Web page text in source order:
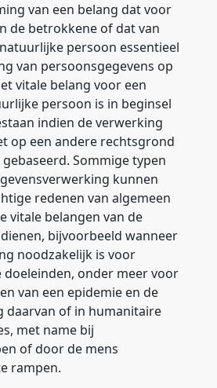
van een belang dat voor
de betrokkene of dat van
persoon essentieel
van persoonsgegevens op
vitale belang voor een
persoon is in beginsel
indien de verwerking
op een andere rechtsgrond
Sommige typen
kunnen
redenen van algemeen
vitale belangen van de
bijvoorbeeld wanneer
noodzakelijk is voor
onder meer voor
van een epidemie en de
daarvan of in humanitaire
met name bij
of door de mens
rampen.